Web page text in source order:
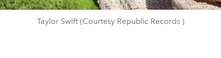
Taylor Swift (Courtesy Republic Records )